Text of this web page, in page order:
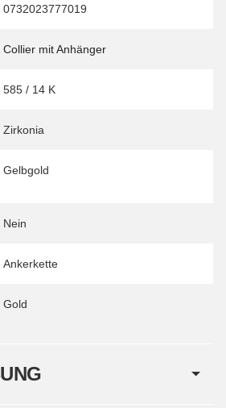
0732023777019
Collier mit Anhänger
585 / 14 K
Zirkonia
Gelbgold
Nein
Ankerkette
Gold